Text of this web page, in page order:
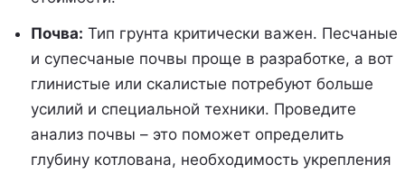
Почва: Тип грунта критически важен. Песчаные
и супесчаные почвы проще в разработке, а вот
глинистые или скалистые потребуют больше
усилий и специальной техники. Проведите
анализ почвы – это поможет определить
глубину котлована, необходимость укрепления